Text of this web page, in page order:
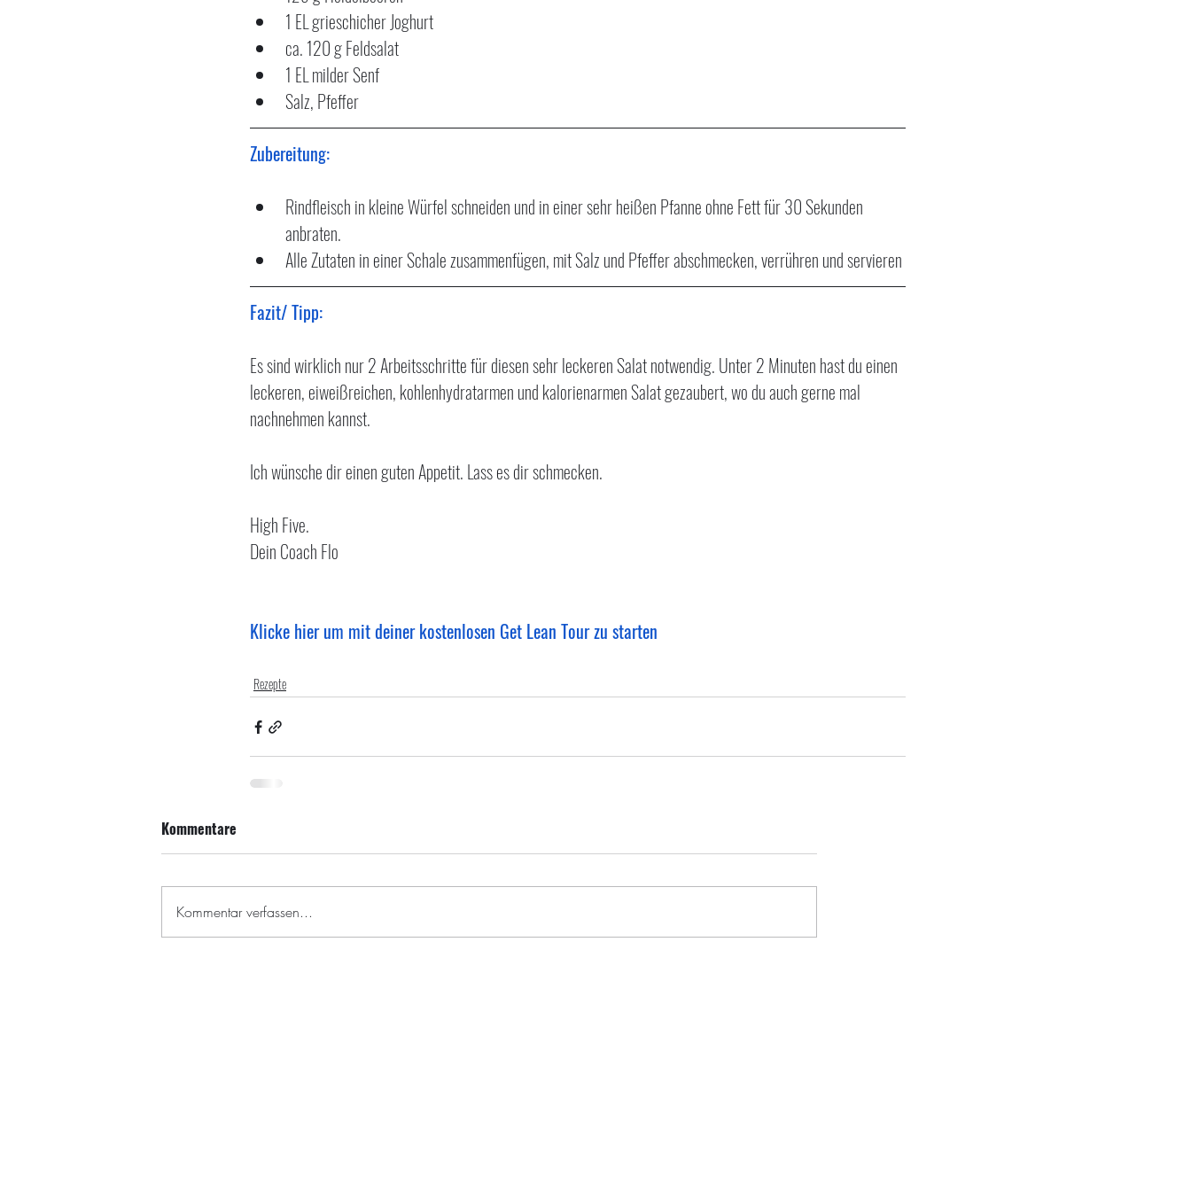
1 EL grieschicher Joghurt
ca. 120 g Feldsalat
1 EL milder Senf
Salz, Pfeffer
Zubereitung:
Rindfleisch in kleine Würfel schneiden und in einer sehr heißen Pfanne ohne Fett für 30 Sekunden
anbraten.
Alle Zutaten in einer Schale zusammenfügen, mit Salz und Pfeffer abschmecken, verrühren und servieren
Fazit/ Tipp:
Es sind wirklich nur 2 Arbeitsschritte für diesen sehr leckeren Salat notwendig. Unter 2 Minuten hast du einen
leckeren, eiweißreichen, kohlenhydratarmen und kalorienarmen Salat gezaubert, wo du auch gerne mal
nachnehmen kannst.
Ich wünsche dir einen guten Appetit. Lass es dir schmecken.
High Five.
Dein Coach Flo
Klicke hier um mit deiner kostenlosen Get Lean Tour zu starten
Rezepte
Kommentare
Kommentar verfassen...